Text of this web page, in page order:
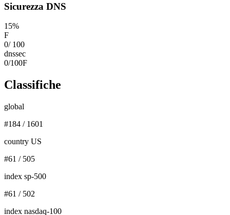
Sicurezza DNS
15%
F
0/ 100
dnssec
0/100F
Classifiche
global
#184 / 1601
country US
#61 / 505
index sp-500
#61 / 502
index nasdaq-100